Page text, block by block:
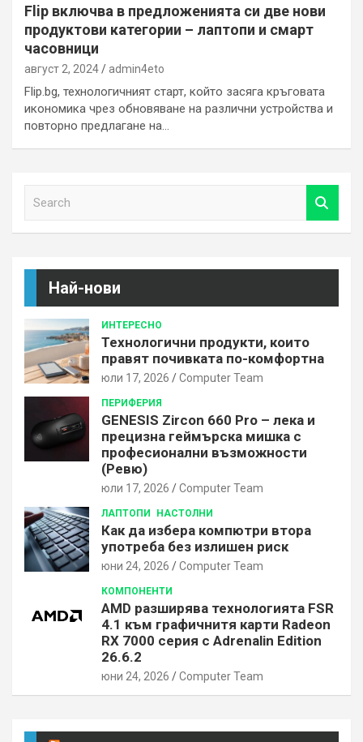
Flip включва в предложенията си две нови
продуктови категории – лаптопи и смарт
часовници
август 2, 2024 admin4eto
Flip.bg, технологичният старт, който засяга кръговата
икономика чрез обновяване на различни устройства и
повторно предлагане на…
Най-нови
ИНТЕРЕСНО
Технологични продукти, които
правят почивката по-комфортна
юли 17, 2026 Computer Team
ПЕРИФЕРИЯ
GENESIS Zircon 660 Pro – лека и
прецизна геймърска мишка с
професионални възможности
(Ревю)
юли 17, 2026 Computer Team
ЛАПТОПИ НАСТОЛНИ
Как да избера компютри втора
употреба без излишен риск
юни 24, 2026 Computer Team
КОМПОНЕНТИ
AMD разширява технологията FSR
4.1 към графичнитя карти Radeon
RX 7000 серия с Adrenalin Edition
26.6.2
юни 24, 2026 Computer Team